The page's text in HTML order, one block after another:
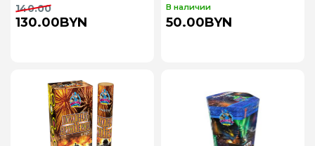
130.00BYN
140.00
В наличии
50.00BYN